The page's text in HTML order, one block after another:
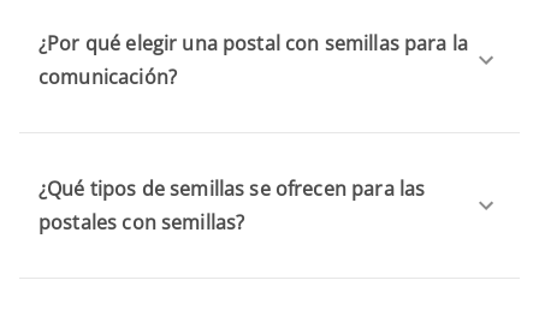
¿Por qué elegir una postal con semillas para la
comunicación?
¿Qué tipos de semillas se ofrecen para las
postales con semillas?